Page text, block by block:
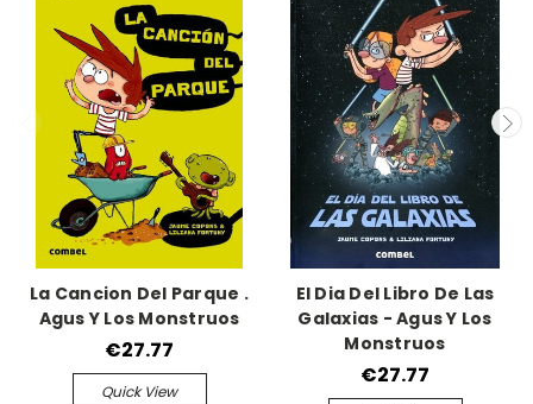
La Cancion Del Parque .
Agus Y Los Monstruos
€27.77
Quick View
El Dia Del Libro De Las
Galaxias - Agus Y Los
Monstruos
€27.77